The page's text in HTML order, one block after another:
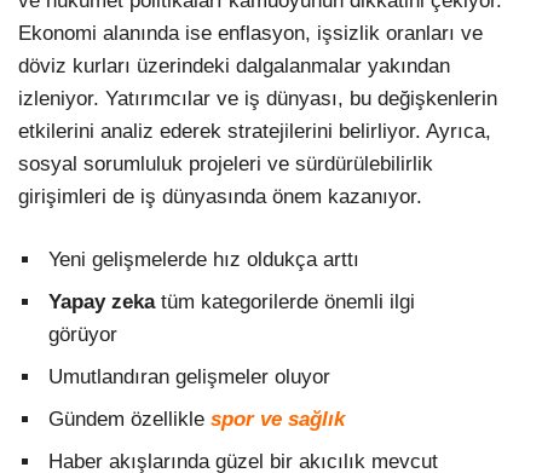
Ekonomi alanında ise enflasyon, işsizlik oranları ve
döviz kurları üzerindeki dalgalanmalar yakından
izleniyor. Yatırımcılar ve iş dünyası, bu değişkenlerin
etkilerini analiz ederek stratejilerini belirliyor. Ayrıca,
sosyal sorumluluk projeleri ve sürdürülebilirlik
girişimleri de iş dünyasında önem kazanıyor.
Yeni gelişmelerde hız oldukça arttı
Yapay zekatüm kategorilerde önemli ilgi
görüyor
Umutlandıran gelişmeler oluyor
Gündem özellikle spor ve sağlık
Haber akışlarında güzel bir akıcılık mevcut